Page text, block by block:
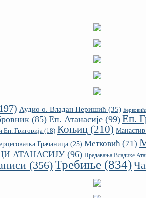
Аудио о. Владан Перишић (35)
(85) Еп. Атанасије (99) Еп.
Еп. Григорија(18) Коњиц (210)
Грачаница (25) Метковић (71)
АТАНАСИЈУ (96) Предавања Владике
(356)Требиње (834)